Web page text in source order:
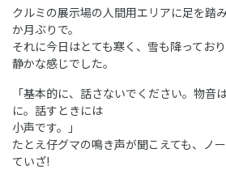
クルミの展示場の人間用エリアに足を踏
か月ぶりで。
それに今日はとても寒く、雪も降ってお
静かな感じでした。
「基本的に、話さないでください。物音
に。話すときには
小声です。」
たとえ仔グマの鳴き声が聞こえても、ノ
ていざ!